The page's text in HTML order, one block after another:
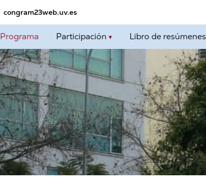
congram23web.uv.es
Programa Participación Libro de resúmenes